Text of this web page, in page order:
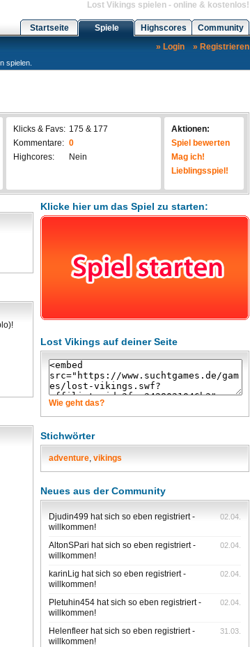
Lost Vikings spielen - online & kostenlos!
Startseite Spiele Highscores
Community
» Login
» Registrieren
spielen.
Klicks & Favs: 175 & 177
Kommentare: 0
Highcores:
Nein
Aktionen:
Spiel bewerten
Mag ich!
Lieblingsspiel!
Klicke hier um das Spiel zu starten:
Lost Vikings auf deiner Seite
Wie geht das?
Stichwörter
adventure, vikings
Neues aus der Community
02.04.
Djudin499 hat sich so eben registriert -
willkommen!
02.04.
AltonSPari hat sich so eben registriert -
willkommen!
02.04.
karinLig hat sich so eben registriert -
willkommen!
02.04.
Pletuhin454 hat sich so eben registriert -
willkommen!
31.03.
Helenfleer hat sich so eben registriert -
willkommen!